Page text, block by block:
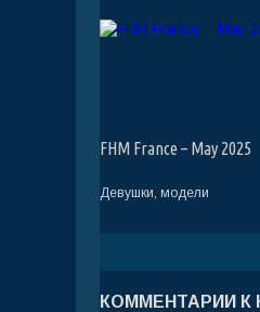
FHM France – May 2025
Девушки, модели
КОММЕНТАРИИ К